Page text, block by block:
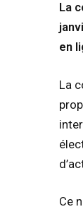
La
en
La
Ce